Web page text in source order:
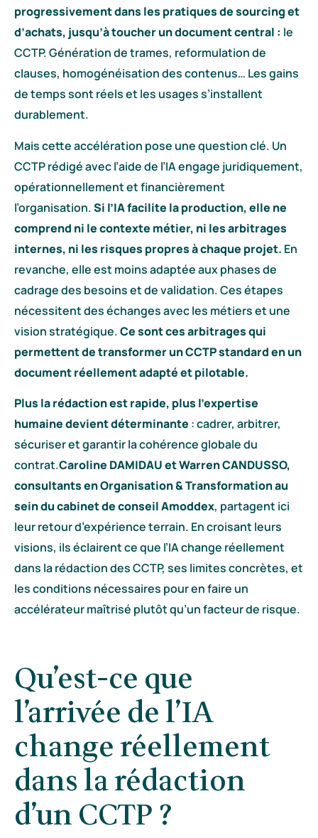
progressivement dans les pratiques de sourcing et
d’achats, jusqu’à toucher un document central : le
CCTP. Génération de trames, reformulation de
clauses, homogénéisation des contenus… Les gains
de temps sont réels et les usages s’installent
durablement.
Mais cette accélération pose une question clé. Un
CCTP rédigé avec l’aide de l’IA engage juridiquement,
opérationnellement et financièrement
l’organisation.Si l’IA facilite la production, elle ne
comprend ni le contexte métier, ni les arbitrages
internes, ni les risques propres à chaque projet. En
revanche, elle est moins adaptée aux phases de
cadrage des besoins et de validation. Ces étapes
nécessitent des échanges avec les métiers et une
vision stratégique.Ce sont ces arbitrages qui
permettent de transformer un CCTP standard en un
document réellement adapté et pilotable.
Plus la rédaction est rapide, plus l’expertise
humaine devient déterminante : cadrer, arbitrer,
sécuriser et garantir la cohérence globale du
contrat.Caroline DAMIDAU et Warren CANDUSSO,
consultants en Organisation & Transformation au
sein du cabinet de conseil Amoddex, partagent ici
leur retour d’expérience terrain. En croisant leurs
visions, ils éclairent ce que l’IA change réellement
dans la rédaction des CCTP, ses limites concrètes, et
les conditions nécessaires pour en faire un
accélérateur maîtrisé plutôt qu’un facteur de risque.
Qu’est-ce que
l’arrivée de l’IA
change réellement
dans la rédaction
d’un CCTP ?